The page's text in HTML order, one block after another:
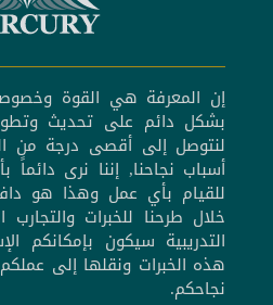
إن المعرفة هي القوة
بشكل دائم على تحديث
لنتوصل إلى أقصى درجة من
أسباب نجاحنا, إننا نرى
للقيام بأي عمل وهذا هو
خلال طرحنا للخبرات
التدريبية سيكون بإمكانكم
هذه الخبرات ونقلها إلى
نجاحكم.